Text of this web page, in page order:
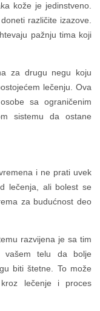
kože je jedinstveno.
različite izazove.
pažnju tima koji
za drugu negu koju
lečenju. Ova
sa ograničenim
sistemu da ostane
i ne prati uvek
lečenja, ali bolest se
za budućnost deo
razvijena je sa tim
vašem telu da bolje
biti štetne. To može
lečenje i proces